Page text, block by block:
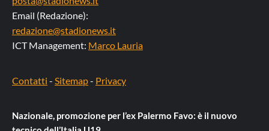
Email (Redazione):
redazione@stadionews.it
ICT Management: Marco Lauria
Contatti - Sitemap- Privacy
Nazionale, promozione per l’ex Palermo Favo: è il nuovo